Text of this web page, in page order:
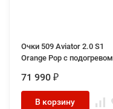
Очки 509 Aviator 2.0 S1
Orange Pop с подогревом
71 990 ₽
В корзину